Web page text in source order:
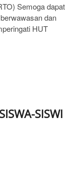
Semoga dapat
dan
HUT
SISWI